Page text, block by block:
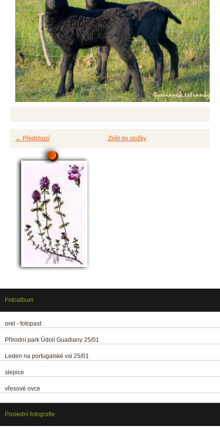
← Předchozí Zpět do složky
Fotoalbum
orel - fotopast
Přírodní park Údolí Guadiany 25/01
Leden na portugalské vsi 25/01
slepice
vřesové ovce
Poslední fotografie